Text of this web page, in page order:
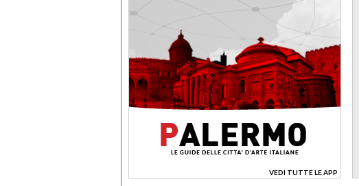
VEDI TUTTE LE APP
>